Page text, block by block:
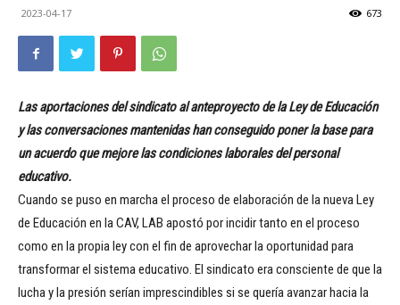
2023-04-17 673
Las aportaciones del sindicato al anteproyecto de la Ley de Educación
y las conversaciones mantenidas han conseguido poner la base para
un acuerdo que mejore las condiciones laborales del personal
educativo.
Cuando se puso en marcha el proceso de elaboración de la nueva Ley
de Educación en la CAV, LAB apostó por incidir tanto en el proceso
como en la propia ley con el fin de aprovechar la oportunidad para
transformar el sistema educativo. El sindicato era consciente de que la
lucha y la presión serían imprescindibles si se quería avanzar hacia la